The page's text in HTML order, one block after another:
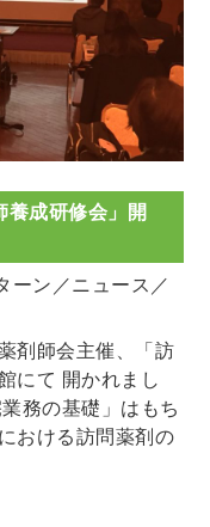
養成研修会」開
ーン／ニュース／
剤師会主催、「訪
にて 開かれまし
務の基礎」はもち
おける訪問薬剤の